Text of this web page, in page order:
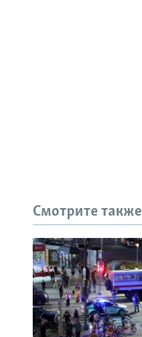
Смотрите также